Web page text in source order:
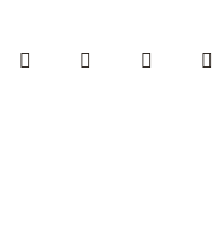
InstagramFacebookTwitter